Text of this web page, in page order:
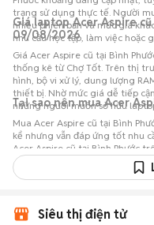
trạng sử dụng thực tế. Người
nhiều phiên bản và mức giá
nhu cầu học tập, làm việc hoặc
Giá laptop Acer Aspire
09/08/2026
Giá Acer Aspire cũ tại Bình
thống kê từ Chợ Tốt. Trên thị
hình, bộ vi xử lý, dung lượng
thiết bị. Nhờ mức giá dễ tiếp
những người muốn sở hữu
Tại sao nên mua Acer
Mua Acer Aspire cũ tại Bình
kể nhưng vẫn đáp ứng tốt nhu
Acer Aspire cũ tại Bình Phước
tham khảo nhiều mức giá và
phẩm phù hợp với nhu cầu và
Siêu thị điện tử